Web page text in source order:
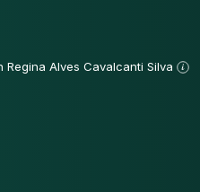
Regina Alves Cavalcanti Silva